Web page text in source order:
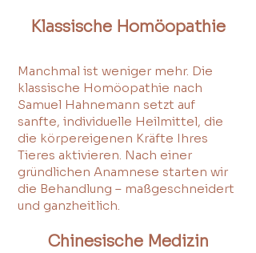
Klassische Homöopathie
Manchmal ist weniger mehr. Die
klassische Homöopathie nach
Samuel Hahnemann setzt auf
sanfte, individuelle Heilmittel, die
die körpereigenen Kräfte Ihres
Tieres aktivieren. Nach einer
gründlichen Anamnese starten wir
die Behandlung – maßgeschneidert
und ganzheitlich.
Chinesische Medizin